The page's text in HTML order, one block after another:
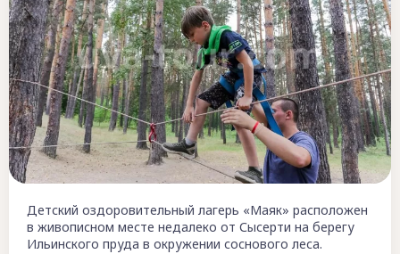
Детский оздоровительный лагерь «Маяк» расположен
в живописном месте недалеко от Сысерти на берегу
Ильинского пруда в окружении соснового леса.